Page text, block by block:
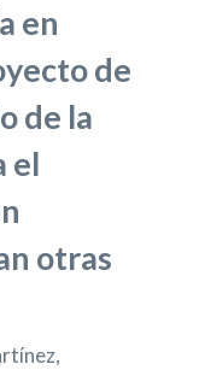
en
de
de la
el
otras